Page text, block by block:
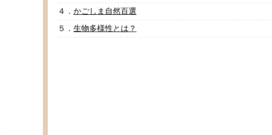
４． かごしま 自然百選
５． 生物多様性とは？